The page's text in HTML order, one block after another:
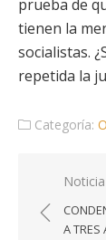
prueba de
tienen la
socialistas.
repetida la
Categoría:
de
A TRES